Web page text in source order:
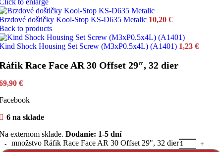
to enlarge
doštičky Kool-Stop KS-D635 Metalic 10,20 €
to products
Shock Housing Set Screw (M3xP0.5x4L) (A1401) 1,23 €
Race Face AR 30 Offset 29″, 32 dier
€
6 na sklade
externom sklade. Dodanie: 1-5 dní
množstvo Ráfik Race Face AR 30 Offset 29", 32 dier